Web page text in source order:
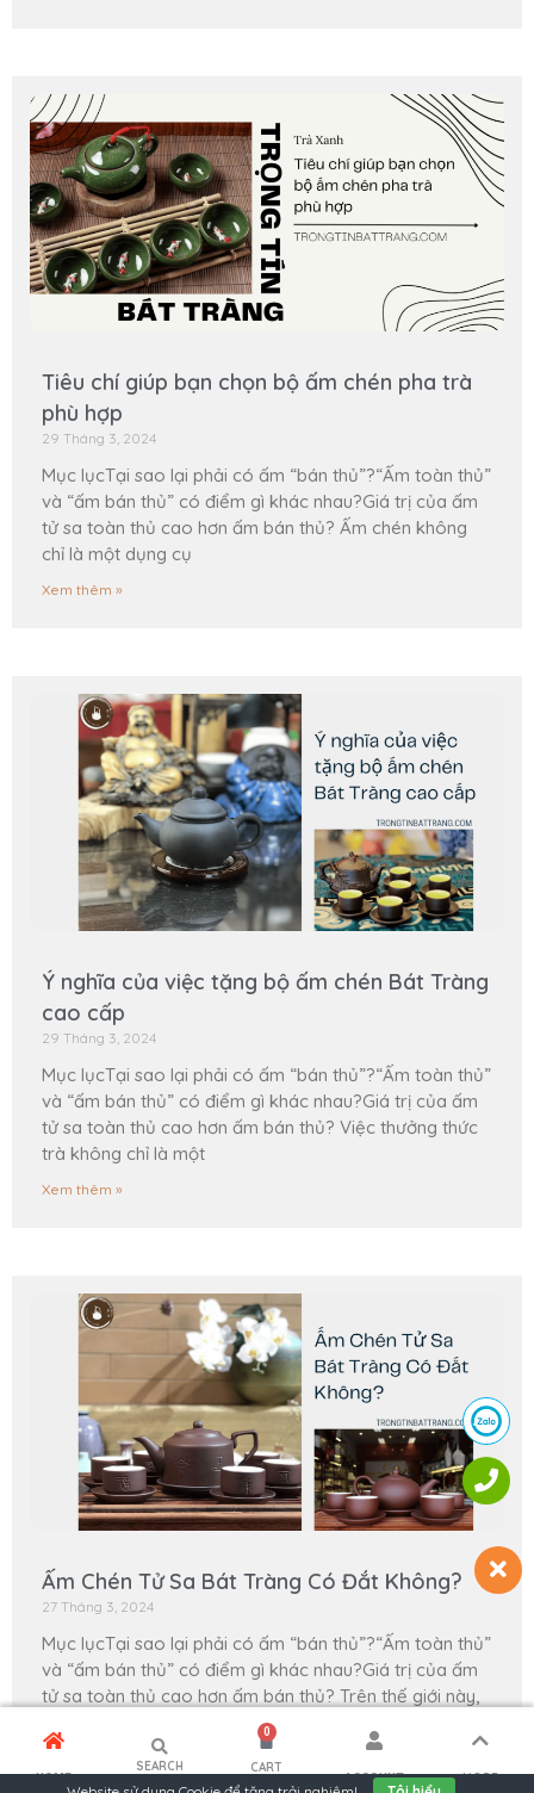
Tiêu chí giúp bạn chọn bộ ấm chén pha trà
phù hợp
29 Tháng 3, 2024
Mục lụcTại sao lại phải có ấm “bán thủ”?“Ấm toàn thủ”
và “ấm bán thủ” có điểm gì khác nhau?Giá trị của ấm
tử sa toàn thủ cao hơn ấm bán thủ? Ấm chén không
chỉ là một dụng cụ
Xem thêm »
Ý nghĩa của việc tặng bộ ấm chén Bát Tràng
cao cấp
29 Tháng 3, 2024
Mục lụcTại sao lại phải có ấm “bán thủ”?“Ấm toàn thủ”
và “ấm bán thủ” có điểm gì khác nhau?Giá trị của ấm
tử sa toàn thủ cao hơn ấm bán thủ? Việc thưởng thức
trà không chỉ là một
Xem thêm »
Ấm Chén Tử Sa Bát Tràng Có Đắt Không?
27 Tháng 3, 2024
Mục lụcTại sao lại phải có ấm “bán thủ”?“Ấm toàn thủ”
và “ấm bán thủ” có điểm gì khác nhau?Giá trị của ấm
tử sa toàn thủ cao hơn ấm bán thủ? Trên thế giới này,
HOME
SEARCH
0
CART
ACCOUNT MORE